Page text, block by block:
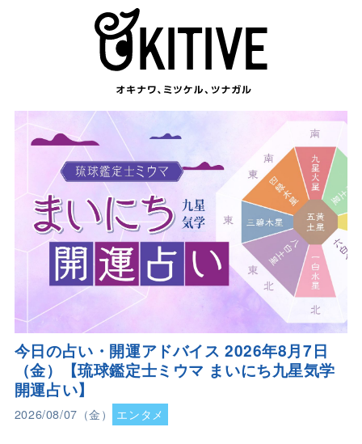
今日の占い・開運アドバイス 2026年8月7日
（金）【琉球鑑定士ミウマ まいにち九星気学
開運占い】
2026/08/07（金） エンタメ